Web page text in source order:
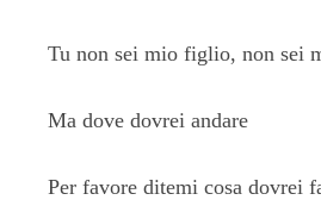
Tu non sei mio figlio, non sei
Ma dove dovrei andare
Per favore ditemi cosa dovrei